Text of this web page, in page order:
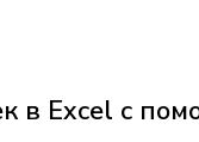
в Excel с